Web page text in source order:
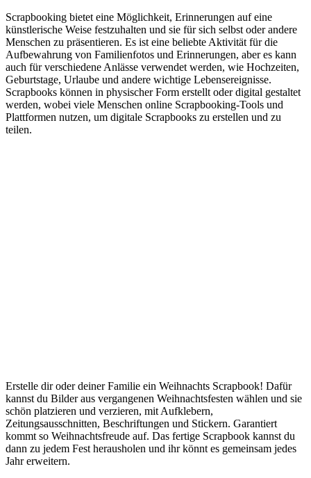
Scrapbooking bietet eine Möglichkeit, Erinnerungen auf eine
künstlerische Weise festzuhalten und sie für sich selbst oder andere
Menschen zu präsentieren. Es ist eine beliebte Aktivität für die
Aufbewahrung von Familienfotos und Erinnerungen, aber es kann
auch für verschiedene Anlässe verwendet werden, wie Hochzeiten,
Geburtstage, Urlaube und andere wichtige Lebensereignisse.
Scrapbooks können in physischer Form erstellt oder digital gestaltet
werden, wobei viele Menschen online Scrapbooking-Tools und
Plattformen nutzen, um digitale Scrapbooks zu erstellen und zu
teilen.
Erstelle dir oder deiner Familie ein Weihnachts Scrapbook! Dafür
kannst du Bilder aus vergangenen Weihnachtsfesten wählen und sie
schön platzieren und verzieren, mit Aufklebern,
Zeitungsausschnitten, Beschriftungen und Stickern. Garantiert
kommt so Weihnachtsfreude auf. Das fertige Scrapbook kannst du
dann zu jedem Fest herausholen und ihr könnt es gemeinsam jedes
Jahr erweitern.